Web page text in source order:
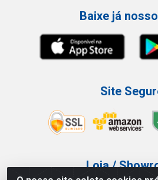
Baixe já
Site
Loja /